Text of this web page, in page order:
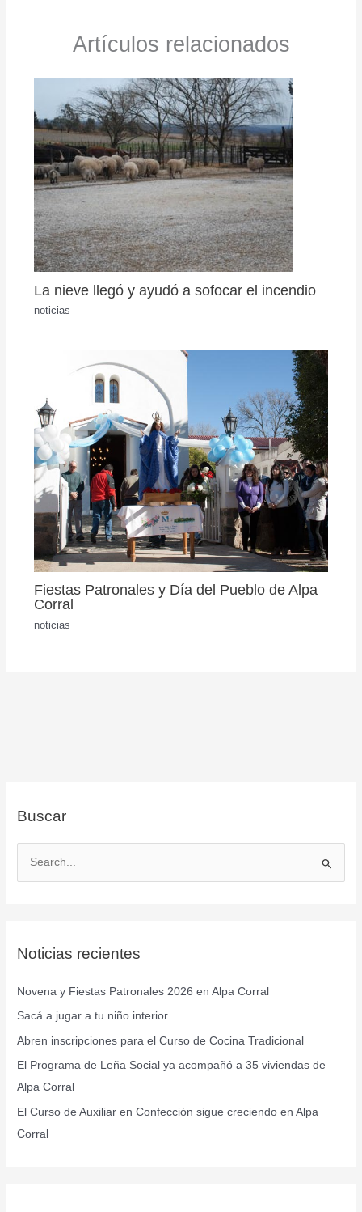
Artículos relacionados
La nieve llegó y ayudó a sofocar el incendio
noticias
Fiestas Patronales y Día del Pueblo de Alpa
Corral
noticias
Buscar
a
p
o
r
:
Noticias recientes
Novena y Fiestas Patronales 2026 en Alpa Corral
Sacá a jugar a tu niño interior
Abren inscripciones para el Curso de Cocina Tradicional
El Programa de Leña Social ya acompañó a 35 viviendas de
Alpa Corral
El Curso de Auxiliar en Confección sigue creciendo en Alpa
Corral